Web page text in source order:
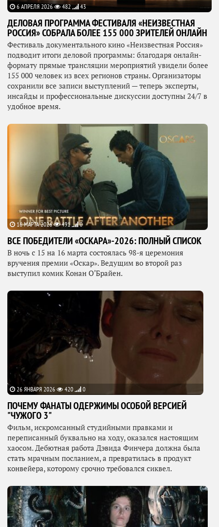
6 АПРЕЛЯ 2026 482 43
ДЕЛОВАЯ ПРОГРАММА ФЕСТИВАЛЯ «НЕИЗВЕСТНАЯ
РОССИЯ» СОБРАЛА БОЛЕЕ 155 000 ЗРИТЕЛЕЙ ОНЛАЙН
Фестиваль документального кино «Неизвестная Россия»
подводит итоги деловой программы: благодаря онлайн-
формату прямые трансляции мероприятий увидели более
155 000 человек из всех регионов страны. Организаторы
сохранили все записи выступлений — теперь эксперты,
инсайды и профессиональные дискуссии доступны 24/7 в
удобное время.
16 МАРТА 2026 491 0
ВСЕ ПОБЕДИТЕЛИ «ОСКАРА»-2026: ПОЛНЫЙ СПИСОК
В ночь с 15 на 16 марта состоялась 98-я церемония
вручения премии «Оскар». Ведущим во второй раз
выступил комик Конан О’Брайен.
26 ЯНВАРЯ 2026 420 0
ПОЧЕМУ ФАНАТЫ ОДЕРЖИМЫ ОСОБОЙ ВЕРСИЕЙ
"ЧУЖОГО 3"
Фильм, искромсанный студийными правками и
переписанный буквально на ходу, оказался настоящим
хаосом. Дебютная работа Дэвида Финчера должна была
стать мрачным посланием, а превратилась в продукт
конвейера, которому срочно требовался сиквел.